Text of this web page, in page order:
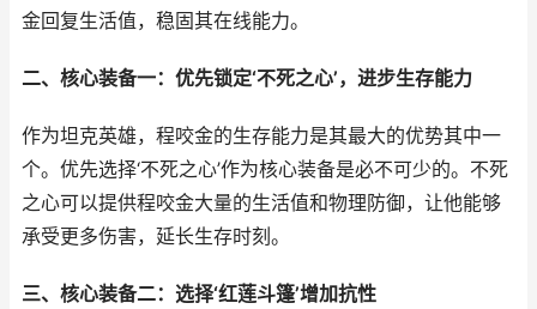
金回复生活值，稳固其在线能力。
二、核心装备一：优先锁定‘不死之心’，进步生存能力
作为坦克英雄，程咬金的生存能力是其最大的优势其中一
个。优先选择‘不死之心’作为核心装备是必不可少的。不死
之心可以提供程咬金大量的生活值和物理防御，让他能够
承受更多伤害，延长生存时刻。
三、核心装备二：选择‘红莲斗篷’增加抗性